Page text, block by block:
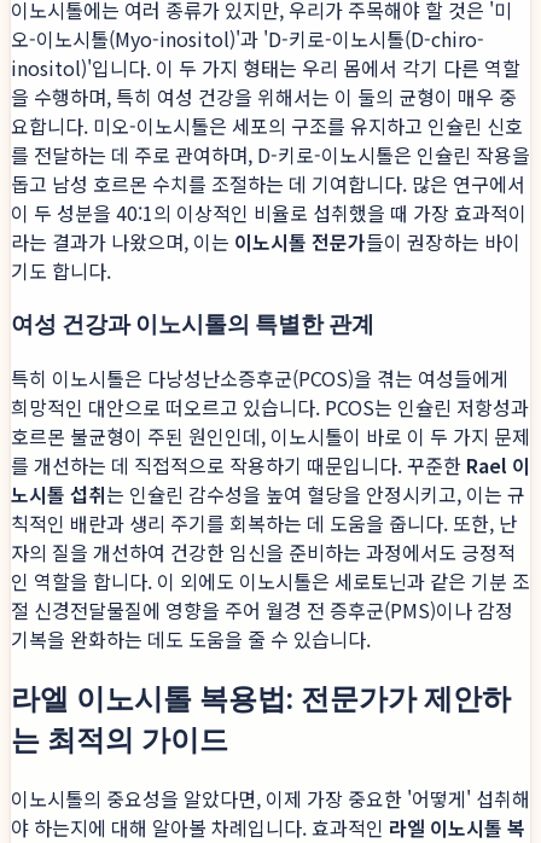
이노시톨에는 여러 종류가 있지만, 우리가 주목해야 할 것은 '미
오-이노시톨(Myo-inositol)'과 'D-키로-이노시톨(D-chiro-
inositol)'입니다. 이 두 가지 형태는 우리 몸에서 각기 다른 역할
을 수행하며, 특히 여성 건강을 위해서는 이 둘의 균형이 매우 중
요합니다. 미오-이노시톨은 세포의 구조를 유지하고 인슐린 신호
를 전달하는 데 주로 관여하며, D-키로-이노시톨은 인슐린 작용을
돕고 남성 호르몬 수치를 조절하는 데 기여합니다. 많은 연구에서
이 두 성분을 40:1의 이상적인 비율로 섭취했을 때 가장 효과적이
라는 결과가 나왔으며, 이는 이노시톨 전문가들이 권장하는 바이
기도 합니다.
여성 건강과 이노시톨의 특별한 관계
특히 이노시톨은 다낭성난소증후군(PCOS)을 겪는 여성들에게
희망적인 대안으로 떠오르고 있습니다. PCOS는 인슐린 저항성과
호르몬 불균형이 주된 원인인데, 이노시톨이 바로 이 두 가지 문제
를 개선하는 데 직접적으로 작용하기 때문입니다. 꾸준한 Rael 이
노시톨 섭취는 인슐린 감수성을 높여 혈당을 안정시키고, 이는 규
칙적인 배란과 생리 주기를 회복하는 데 도움을 줍니다. 또한, 난
자의 질을 개선하여 건강한 임신을 준비하는 과정에서도 긍정적
인 역할을 합니다. 이 외에도 이노시톨은 세로토닌과 같은 기분 조
절 신경전달물질에 영향을 주어 월경 전 증후군(PMS)이나 감정
기복을 완화하는 데도 도움을 줄 수 있습니다.
라엘 이노시톨 복용법: 전문가가 제안하
는 최적의 가이드
이노시톨의 중요성을 알았다면, 이제 가장 중요한 '어떻게' 섭취해
야 하는지에 대해 알아볼 차례입니다. 효과적인 라엘 이노시톨 복